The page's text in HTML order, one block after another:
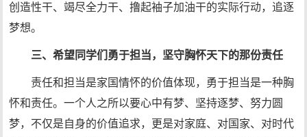
创造性干、竭尽全力干、撸起袖子加油干的实际行动，追逐
梦想。
三、希望同学们勇于担当，坚守胸怀天下的那份责任
责任和担当是家国情怀的价值体现，勇于担当是一种胸
怀和责任。一个人之所以要心中有梦、坚持逐梦、努力圆
梦，不仅是自身的价值追求，更是对家庭、对国家、对时代